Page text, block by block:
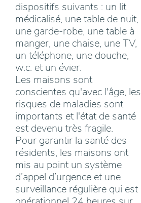
dispositifs suivants : un lit
médicalisé, une table de nuit,
une garde-robe, une table à
manger, une chaise, une TV,
un téléphone, une douche,
w.c. et un évier.
Les maisons sont
conscientes qu'avec l'âge, les
risques de maladies sont
importants et l'état de santé
est devenu très fragile.
Pour garantir la santé des
résidents, les maisons ont
mis au point un système
d’appel d’urgence et une
surveillance régulière qui est